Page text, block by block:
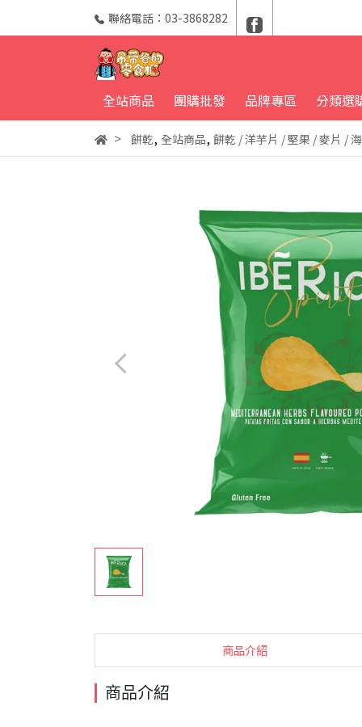
聯絡電話：03-3868282
全站商品 團購批發 品牌專區 分類選
餅乾, 全站商品, 餅乾 / 洋芋片 / 堅果 / 麥片 /
商品介紹
商品介紹